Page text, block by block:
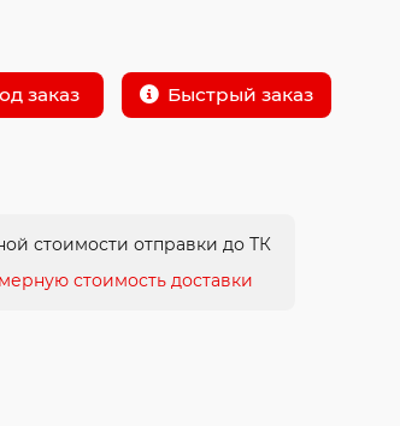
заказ Быстрый заказ
стоимости отправки до ТК
стоимость доставки